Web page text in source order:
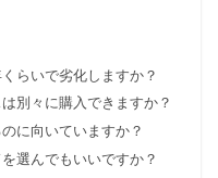
らいで劣化しますか？
別々に購入できますか？
に向いていますか？
選んでもいいですか？